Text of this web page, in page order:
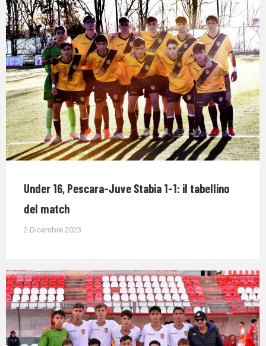
Under 16, Pescara-Juve Stabia 1-1: il tabellino
del match
2 Dicembre 2023